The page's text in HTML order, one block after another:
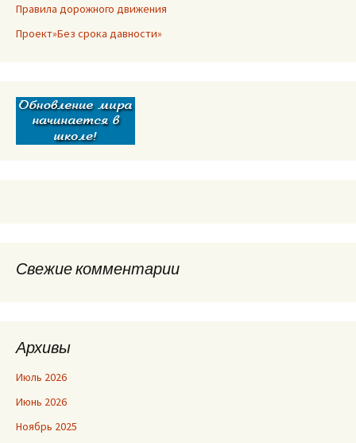
Правила дорожного движения
Проект»Без срока давности»
Свежие комментарии
Архивы
Июль 2026
Июнь 2026
Ноябрь 2025